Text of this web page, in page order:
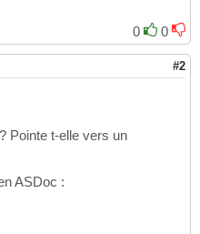
0
0
#2
Pointe t-elle vers un
ASDoc :